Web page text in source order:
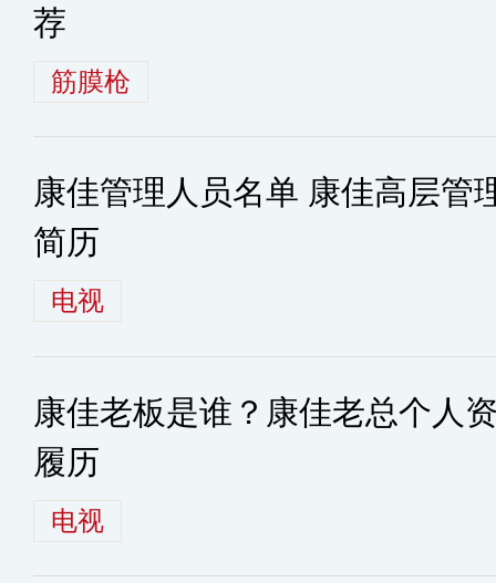
荐
筋膜枪
康佳管理人员名单 康佳高层管
简历
电视
康佳老板是谁？康佳老总个人
履历
电视